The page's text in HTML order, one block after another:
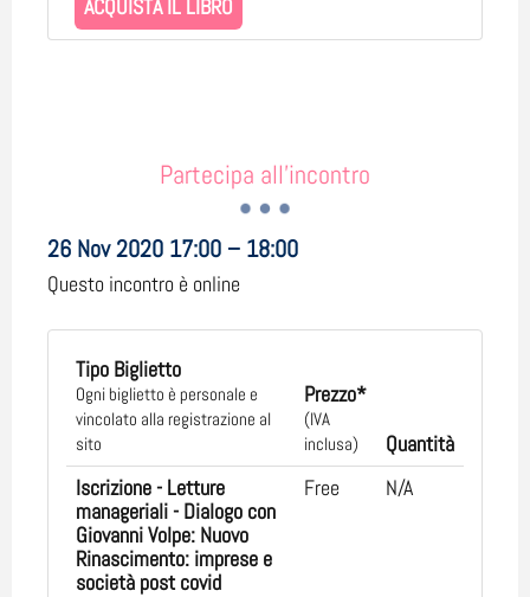
ACQUISTA IL LIBRO
Partecipa all'incontro
26 Nov 2020 17:00 – 18:00
Questo incontro è online
Tipo Biglietto
Ogni biglietto è personale e
vincolato alla registrazione al
sito
Prezzo*
(IVA
inclusa)
Quantità
Iscrizione - Letture
manageriali - Dialogo con
Giovanni Volpe: Nuovo
Rinascimento: imprese e
società post covid
Free N/A